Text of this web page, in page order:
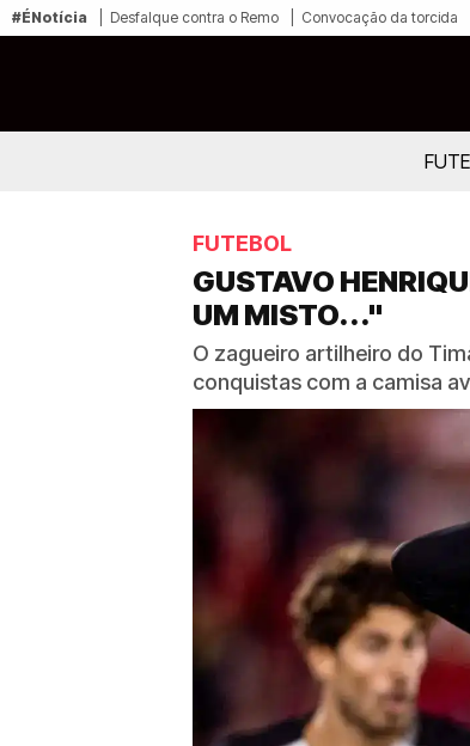
#ÉNotícia Desfalque contra o Remo Convocação da torcida
FUTEBOL
GUSTAVO
UM MISTO..."
O zagueiro artilheiro do
conquistas com a camisa